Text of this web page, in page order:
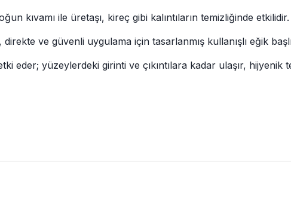
kıvamı ile üretaşı, kireç gibi kalıntıların temizliğinde etkilidir.
direkte ve güvenli uygulama için tasarlanmış kullanışlı eğik
eder; yüzeylerdeki girinti ve çıkıntılara kadar ulaşır, hijyenik